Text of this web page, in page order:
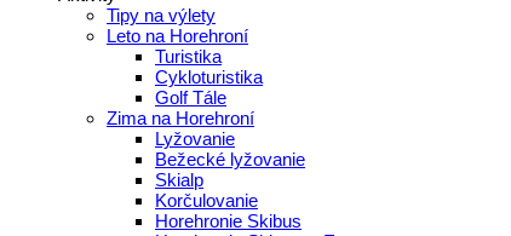
Tipy na výlety
Leto na Horehroní
Turistika
Cykloturistika
Golf Tále
Zima na Horehroní
Lyžovanie
Bežecké lyžovanie
Skialp
Korčulovanie
Horehronie Skibus